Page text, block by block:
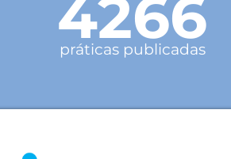
4266
práticas publicadas